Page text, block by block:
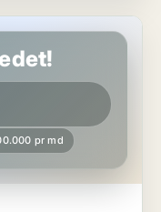
pr md